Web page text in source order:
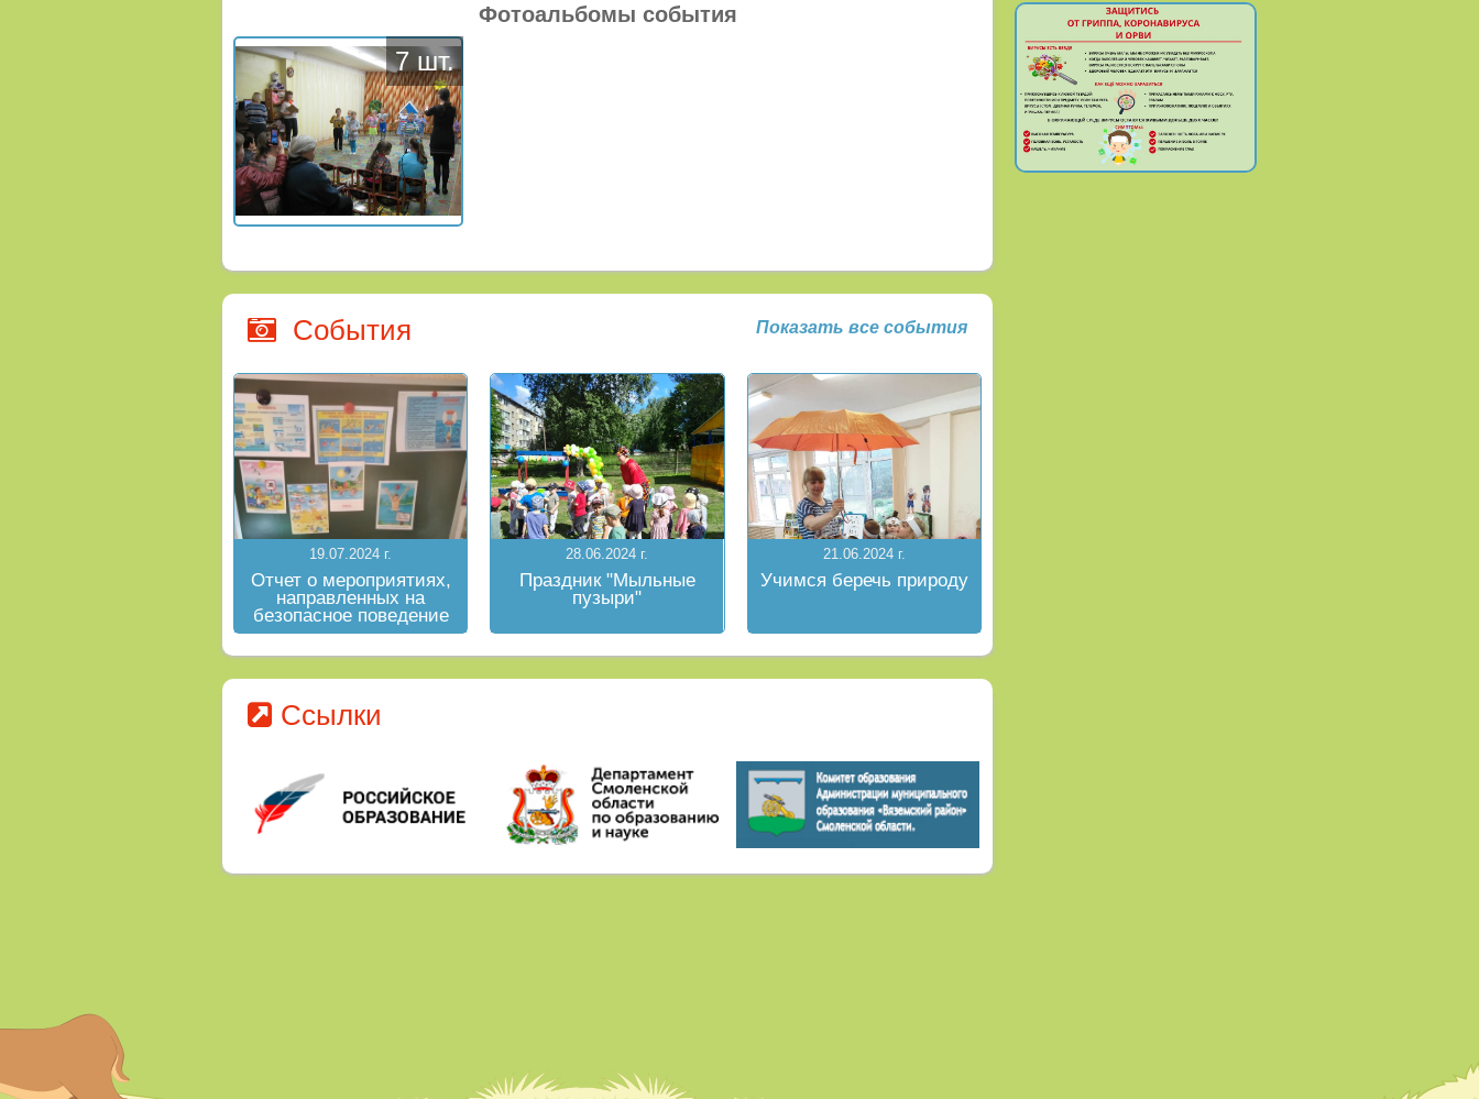
Фотоальбомы события
7 шт.
События Показать все события
19.07.2024 г.
Отчет о мероприятиях,
направленных на
безопасное поведение
на водных объектах в
28.06.2024 г.
Праздник "Мыльные
пузыри"
21.06.2024 г.
Учимся беречь природу
Ссылки